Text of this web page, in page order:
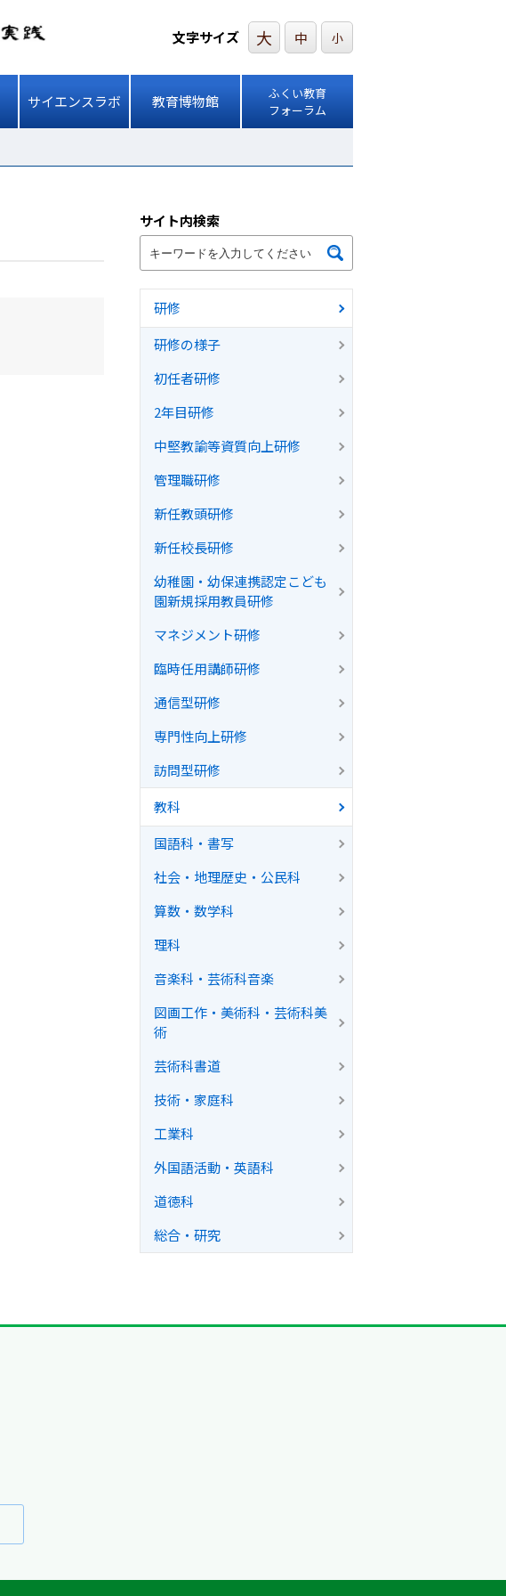
文字サイズ 大 中 小
サイエンスラボ 教育博物館
ふくい教育
フォーラム
サイト内検索
研修
研修の様子
初任者研修
2年目研修
中堅教諭等資質向上研修
管理職研修
新任教頭研修
新任校長研修
幼稚園・幼保連携認定こども
園新規採用教員研修
マネジメント研修
臨時任用講師研修
通信型研修
専門性向上研修
訪問型研修
教科
国語科・書写
社会・地理歴史・公民科
算数・数学科
理科
音楽科・芸術科音楽
図画工作・美術科・芸術科美
術
芸術科書道
技術・家庭科
工業科
外国語活動・英語科
道徳科
総合・研究